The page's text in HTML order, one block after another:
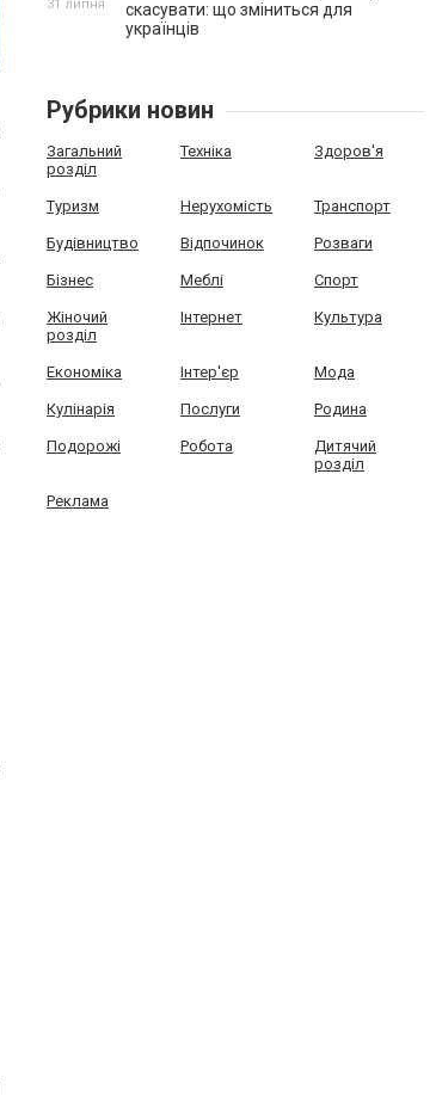
скасувати: що зміниться для
українців
31 липня
Рубрики новин
Загальний
розділ
Техніка Здоров'я
Туризм Нерухомість Транспорт
Будівництво Відпочинок Розваги
Бізнес Меблі Спорт
Жіночий
розділ
Інтернет Культура
Економіка Інтер'єр Мода
Кулінарія Послуги Родина
Подорожі Робота
Дитячий
розділ
Реклама